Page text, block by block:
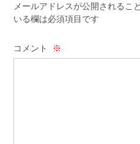
メールアドレスが公開されるこ
いる欄は必須項目です
コメント ※